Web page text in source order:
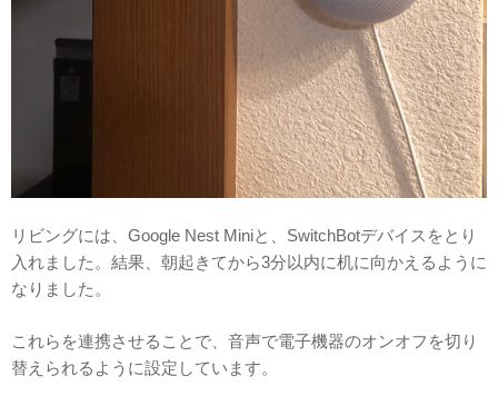
リビングには、Google Nest Miniと、SwitchBotデバイスをとり
入れました。結果、朝起きてから3分以内に机に向かえるように
なりました。
これらを連携させることで、音声で電子機器のオンオフを切り
替えられるように設定しています。